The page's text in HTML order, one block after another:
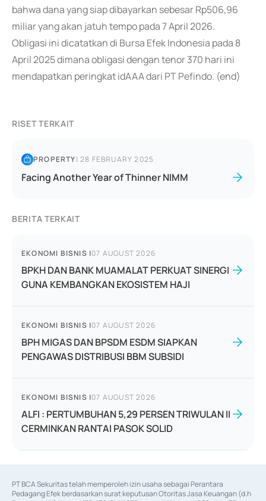
bahwa dana yang siap dibayarkan sebesar Rp506,96
miliar yang akan jatuh tempo pada 7 April 2026.
Obligasi ini dicatatkan di Bursa Efek Indonesia pada 8
April 2025 dimana obligasi dengan tenor 370 hari ini
mendapatkan peringkat idAAA dari PT Pefindo. (end)
RISET TERKAIT
PROPERTY|28 FEBRUARY 2025
Facing Another Year of Thinner NIMM
BERITA TERKAIT
EKONOMI BISNIS |07 AUGUST 2026
BPKH DAN BANK MUAMALAT PERKUAT SINERGI
GUNA KEMBANGKAN EKOSISTEM HAJI
EKONOMI BISNIS |07 AUGUST 2026
BPH MIGAS DAN BPSDM ESDM SIAPKAN
PENGAWAS DISTRIBUSI BBM SUBSIDI
EKONOMI BISNIS |07 AUGUST 2026
ALFI : PERTUMBUHAN 5,29 PERSEN TRIWULAN II
CERMINKAN RANTAI PASOK SOLID
PT BCA Sekuritas telah memperoleh izin usaha sebagai Perantara
Pedagang Efek berdasarkan surat keputusan Otoritas Jasa Keuangan (d.h